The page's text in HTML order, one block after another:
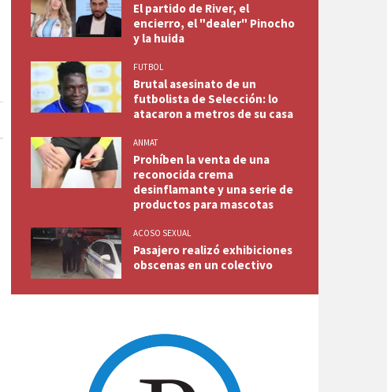
El partido de River, el
encierro, el "dealer" Pinocho
y la huida
FUTBOL
Brutal asesinato de un
futbolista de Selección: lo
atacaron a metros de su casa
ANMAT
Prohíben la venta de una
reconocida crema
desinflamante y una serie de
productos para mascotas
ACOSO SEXUAL
Pasajero realizó exhibiciones
obscenas en un colectivo